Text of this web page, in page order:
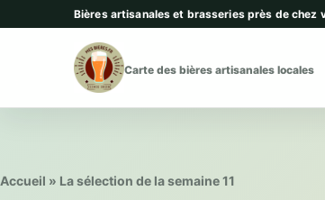
Aller au contenuBières artisanales et brasseries près de chez
Carte des bières artisanales locales
Accueil » La sélection de la semaine 11